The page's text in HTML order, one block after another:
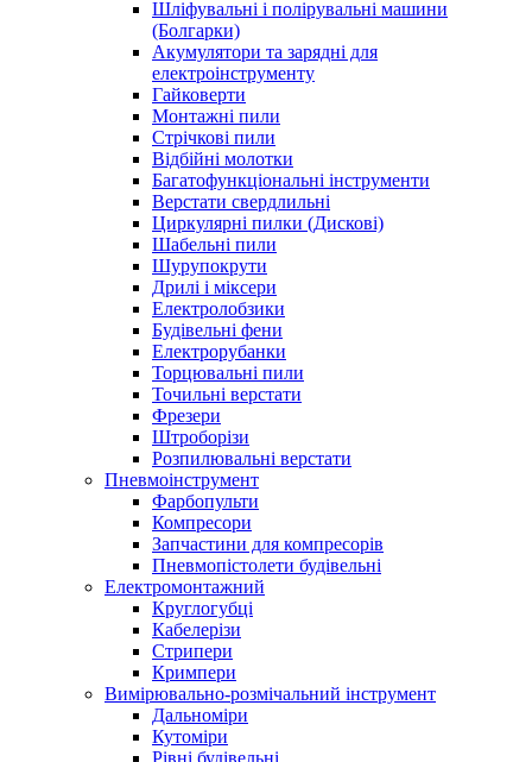
Шліфувальні і полірувальні машини
(Болгарки)
Акумулятори та зарядні для
електроінструменту
Гайковерти
Монтажні пили
Стрічкові пили
Відбійні молотки
Багатофункціональні інструменти
Верстати свердлильні
Циркулярні пилки (Дискові)
Шабельні пили
Шурупокрути
Дрилі і міксери
Електролобзики
Будівельні фени
Електрорубанки
Торцювальні пили
Точильні верстати
Фрезери
Штроборізи
Розпилювальні верстати
Пневмоінструмент
Фарбопульти
Компресори
Запчастини для компресорів
Пневмопістолети будівельні
Електромонтажний
Круглогубці
Кабелерізи
Стрипери
Кримпери
Вимірювально-розмічальний інструмент
Дальноміри
Кутоміри
Рівні будівельні